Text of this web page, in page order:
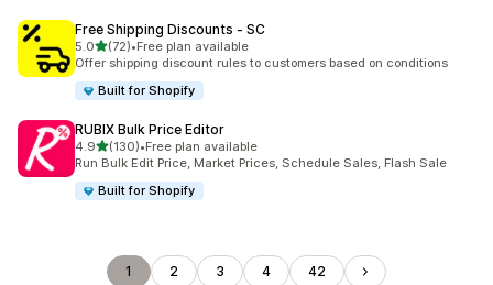
Free Shipping Discounts ‑ SC
5.0별 5개 중
(72)
총 리뷰 72개
•Free plan available
Offer shipping discount rules to customers based on conditions
Built for Shopify
RUBIX Bulk Price Editor
4.9별 5개 중
(130)
총 리뷰 130개
•Free plan available
Run Bulk Edit Price, Market Prices, Schedule Sales, Flash Sale
Built for Shopify
1 2 3 4 42